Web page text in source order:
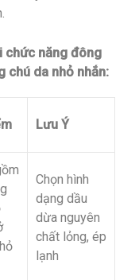
chức năng đông
chú da nhỏ nhắn:
Lưu Ý
Chọn hình
dạng dầu
dừa nguyên
chất lỏng, ép
lạnh